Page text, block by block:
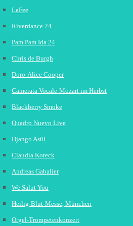
LaFee
Riverdance 24
Pam Pam Ida 24
Chris de Burgh
Doro-Alice Cooper
Camerata Vocale-Mozart im Herbst
Blackberry Smoke
Quadro Nuevo Live
Django Asül
Claudia Koreck
Andreas Gabalier
We Salut You
Heilig-Blut-Messe, München
Orgel-Trompetenkonzert